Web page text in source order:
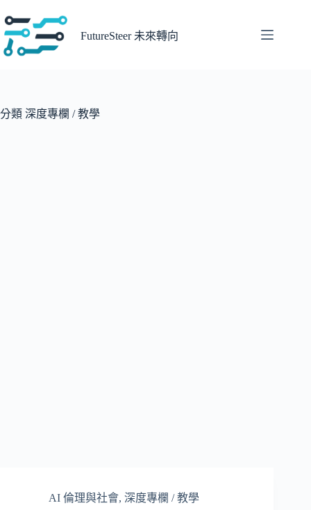
至
主
要
FutureSteer 未來轉向
分類 深度專欄 / 教學
AI 倫理與社會, 深度專欄 / 教學